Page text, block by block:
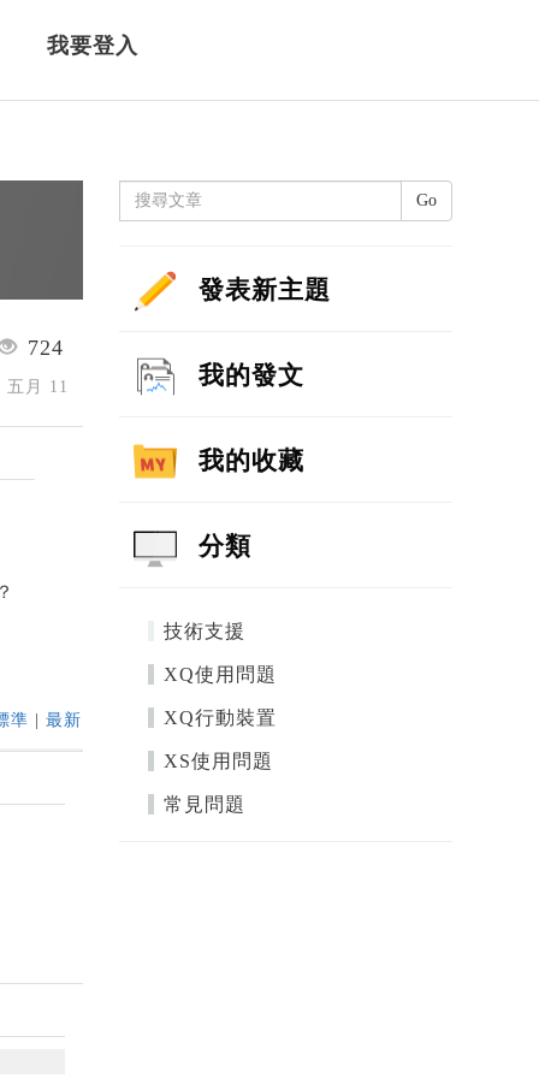
我要登入
724
五月 11
準 |最新
Go
發表新主題
我的發文
我的收藏
分類
技術支援
XQ使用問題
XQ行動裝置
XS使用問題
常見問題